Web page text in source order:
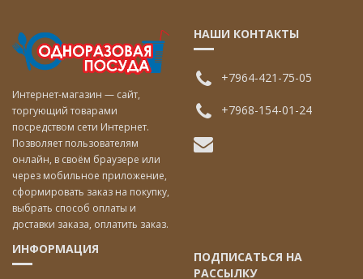
Интернет-магазин — сайт,
торгующий товарами
посредством сети Интернет.
Позволяет пользователям
онлайн, в своём браузере или
через мобильное приложение,
сформировать заказ на покупку,
выбрать способ оплаты и
доставки заказа, оплатить заказ.
НАШИ КОНТАКТЫ
+7964-421-75-05
+7968-154-01-24
ИНФОРМАЦИЯ
ПОДПИСАТЬСЯ НА
РАССЫЛКУ